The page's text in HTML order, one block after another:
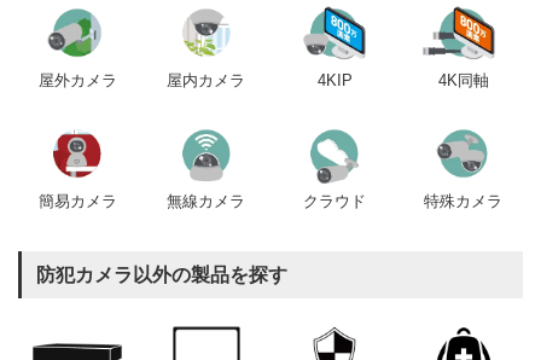
屋外カメラ 屋内カメラ 4KIP 4K同軸
簡易カメラ 無線カメラ クラウド 特殊カメラ
防犯カメラ以外の製品を探す